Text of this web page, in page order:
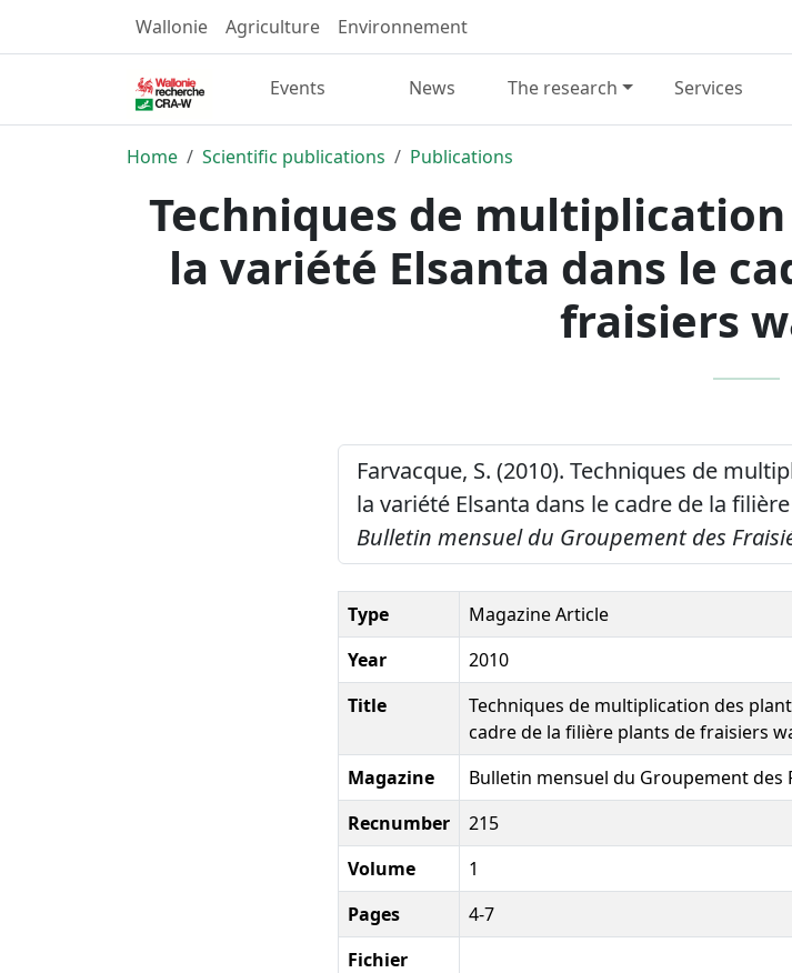
Wallonie Agriculture Environnement
Events News The research Services
Home Scientific publications Publications
Techniques de
la variété Elsanta dans le
fraisiers
Farvacque, S. (2010). Techniques de
la variété Elsanta dans le cadre de la
Bulletin mensuel du Groupement des
Type
Magazine Article
Year
2010
Title
Techniques de multiplication des
cadre de la filière plants de fraisiers
Magazine
Bulletin mensuel du Groupement des
Recnumber
215
Volume
1
Pages
4-7
Fichier